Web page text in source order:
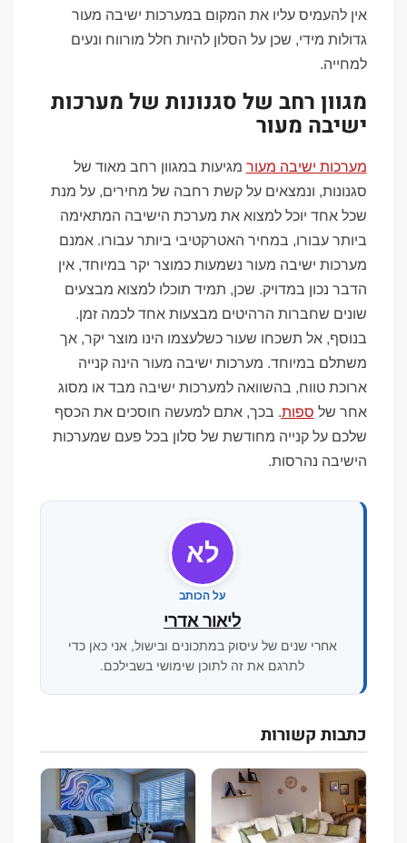
אין להעמיס עליו את המקום במערכות ישיבה מעור
גדולות מידי, שכן על הסלון להיות חלל מורווח ונעים
למחייה.
מגוון רחב של סגנונות של מערכות
ישיבה מעור
מערכות ישיבה מעור מגיעות במגוון רחב מאוד של
סגנונות, ונמצאים על קשת רחבה של מחירים, על מנת
שכל אחד יוכל למצוא את מערכת הישיבה המתאימה
ביותר עבורו, במחיר האטרקטיבי ביותר עבורו. אמנם
מערכות ישיבה מעור נשמעות כמוצר יקר במיוחד, אין
הדבר נכון במדויק. שכן, תמיד תוכלו למצוא מבצעים
שונים שחברות הרהיטים מבצעות אחד לכמה זמן.
בנוסף, אל תשכחו שעור כשלעצמו הינו מוצר יקר, אך
משתלם במיוחד. מערכות ישיבה מעור הינה קנייה
ארוכת טווח, בהשוואה למערכות ישיבה מבד או מסוג
אחר של ספות. בכך, אתם למעשה חוסכים את הכסף
שלכם על קנייה מחודשת של סלון בכל פעם שמערכות
הישיבה נהרסות.
לא
על הכותב
ליאור אדרי
אחרי שנים של עיסוק במתכונים ובישול, אני כאן כדי
לתרגם את זה לתוכן שימושי בשבילכם.
כתבות קשורות